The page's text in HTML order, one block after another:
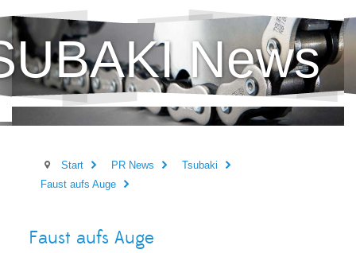
News
Start PR News
Tsubaki
Faust aufs Auge
Faust aufs Auge